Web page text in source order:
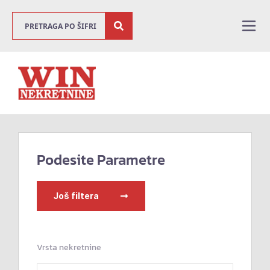
Podesite Parametre
Još filtera
Vrsta nekretnine